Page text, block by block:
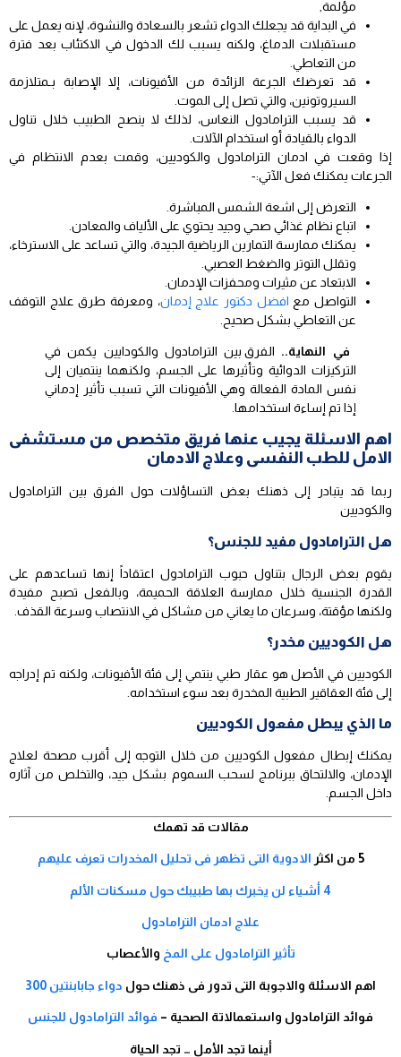
مؤلمة,
في البداية قد يجعلك الدواء تشعر بالسعادة والنشوة، لإنه يعمل على
مستقبلات الدماغ، ولكنه يسبب لك الدخول في الاكتئاب بعد فترة
من التعاطي.
قد تعرضك الجرعة الزائدة من الأفيونات، إلا الإصابة بـمتلازمة
السيروتونين، والتي تصل إلى الموت.
قد يسبب الترامادول النعاس، لذلك لا ينصح الطبيب خلال تناول
الدواء بالقيادة أو استخدام الآلات.
إذا وقعت في ادمان الترامادول والكوديين، وقمت بعدم الانتظام في
الجرعات يمكنك فعل الآتي:-
التعرض إلى اشعة الشمس المباشرة.
اتباع نظام غذائي صحي وجيد يحتوي على الألياف والمعادن.
يمكنك ممارسة التمارين الرياضية الجيدة، والتي تساعد على الاسترخاء،
وتقلل التوتر والضغط العصبي.
الابتعاد عن مثيرات ومحفزات الإدمان.
التواصل مع افضل دكتور علاج إدمان، ومعرفة طرق علاج التوقف
عن التعاطي بشكل صحيح.
في النهاية.. الفرق بين الترامادول والكودايين يكمن في
التركيزات الدوائية وتأثيرها على الجسم، ولكنهما ينتميان إلى
نفس المادة الفعالة وهي الأفيونات التي تسبب تأثير إدماني
إذا تم إساءة استخدامها.
اهم الاسئلة يجيب عنها فريق متخصص من مستشفى
الامل للطب النفسى وعلاج الادمان
ربما قد يتبادر إلى ذهنك بعض التساؤلات حول الفرق بين الترامادول
والكوديين
هل الترامادول مفيد للجنس؟
يقوم بعض الرجال بتناول حبوب الترامادول اعتقاداً إنها تساعدهم على
القدرة الجنسية خلال ممارسة العلاقة الحميمة، وبالفعل تصبح مفيدة
ولكنها مؤقتة، وسرعان ما يعاني من مشاكل في الانتصاب وسرعة القذف.
هل الكوديين مخدر؟
الكوديين في الأصل هو عقار طبي ينتمي إلى فئة الأفيونات، ولكنه تم إدراجه
إلى فئة العقاقير الطبية المخدرة بعد سوء استخدامه.
ما الذي يبطل مفعول الكوديين
يمكنك إبطال مفعول الكوديين من خلال التوجه إلى أقرب مصحة لعلاج
الإدمان، والالتحاق ببرنامج لسحب السموم بشكل جيد، والتخلص من آثاره
داخل الجسم.
مقالات قد تهمك
5 من اكثر الادوية التى تظهر فى تحليل المخدرات تعرف عليهم
4 أشياء لن يخبرك بها طبيبك حول مسكنات الألم
علاج ادمان الترامادول
تأثير الترامادول على المخ والأعصاب
اهم الاسئلة والاجوبة التى تدور فى ذهنك حول دواء جابابنتين 300
فوائد الترامادول واستعمالاتة الصحية – فوائد الترامادول للجنس
أينما تجد الأمل … تجد الحياة